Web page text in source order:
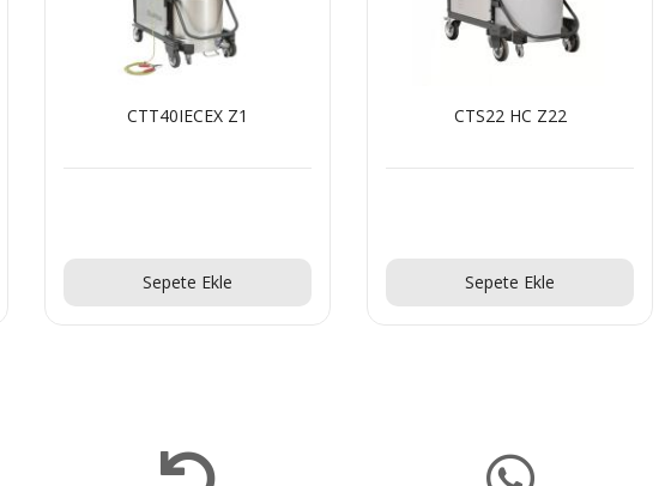
CTS22 HC Z22
Sepete Ekle
3907W MC Z22 5PP
Sepete Ekle